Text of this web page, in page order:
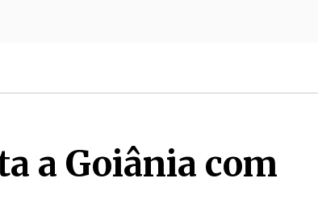
a Goiânia com